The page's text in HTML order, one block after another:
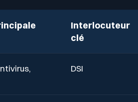
Interlocuteur
clé
DSI